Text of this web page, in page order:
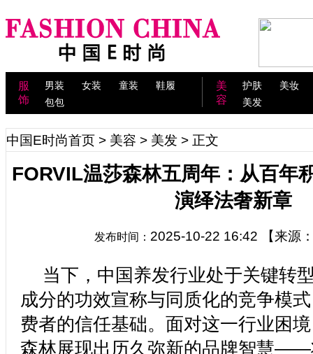
服
饰
男装 女装 童装
鞋履
包包
美
容
护肤
美妆
美发
中国E时尚首页 > 美容 > 美发 > 正文
FORVIL温莎森林五周年：从百年
演绎法奢新章
发布时间： 2025-10-22 16:42 【来源
当下，中国养发行业处于关键转
成分的功效宣称与同质化的竞争模
费者的信任基础。面对这一行业困
森林展现出历久弥新的品牌智慧——